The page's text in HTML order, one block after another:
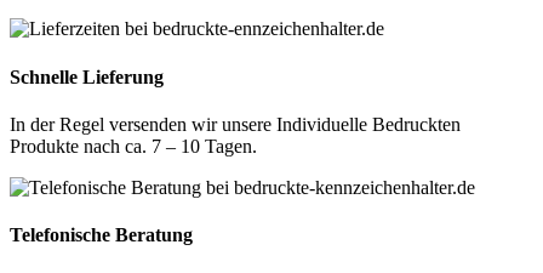
Schnelle Lieferung
In der Regel versenden wir unsere Individuelle Bedruckten
Produkte nach ca. 7 – 10 Tagen.
Telefonische Beratung